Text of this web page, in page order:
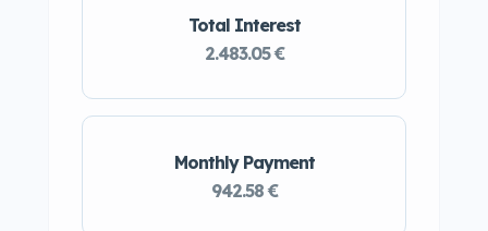
Monthly Payment
942.58 €
Total Interest
2.483.05 €